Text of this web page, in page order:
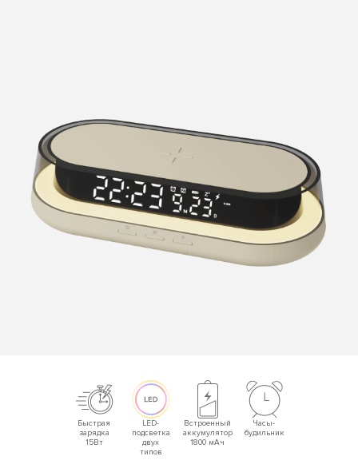
Быстрая
зарядка
15Вт
LED-
подсветка
двух
типов
Встроенный
аккумулятор
1800 мАч
Часы-
будильник